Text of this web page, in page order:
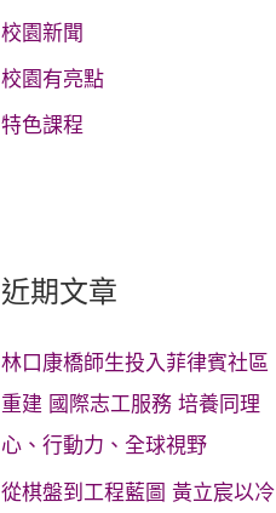
校園新聞
校園有亮點
特色課程
近期文章
林口康橋師生投入菲律賓社區
重建 國際志工服務 培養同理
心、行動力、全球視野
從棋盤到工程藍圖 黃立宸以冷